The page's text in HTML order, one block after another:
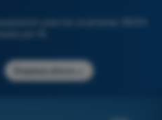
para los exámenes AESA
Empieza ahora